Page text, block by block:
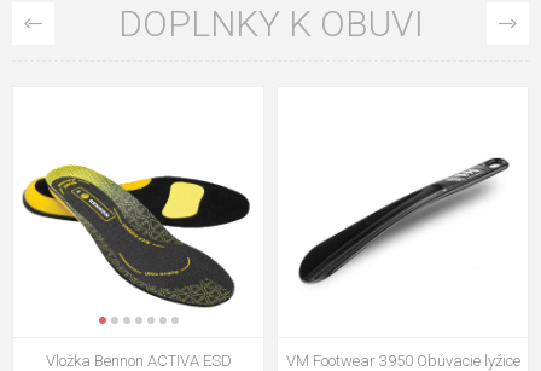
DOPLNKY K OBUVI
VM Footwear 3009 Vkladacia
VM Footwear 3102 Šnúrky ploché